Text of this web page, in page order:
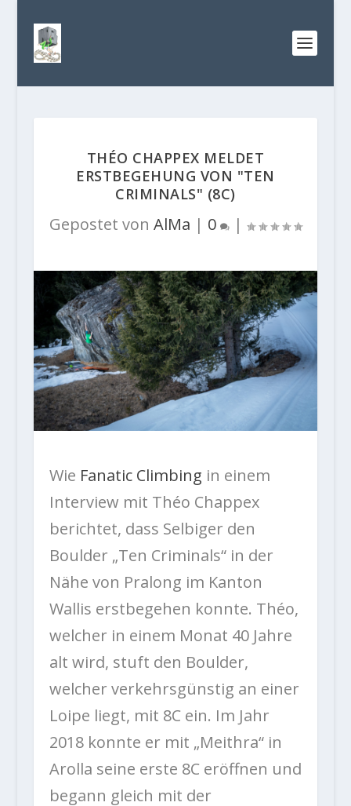
THÉO CHAPPEX MELDET
ERSTBEGEHUNG VON "TEN
CRIMINALS" (8C)
Gepostet von AlMa | 0 |
Wie Fanatic Climbing in einem
Interview mit Théo Chappex
berichtet, dass Selbiger den
Boulder „Ten Criminals“ in der
Nähe von Pralong im Kanton
Wallis erstbegehen konnte. Théo,
welcher in einem Monat 40 Jahre
alt wird, stuft den Boulder,
welcher verkehrsgünstig an einer
Loipe liegt, mit 8C ein. Im Jahr
2018 konnte er mit „Meithra“ in
Arolla seine erste 8C eröffnen und
begann gleich mit der